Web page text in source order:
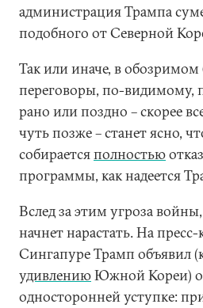
администрация Трампа
подобного от Северной
Так или иначе, в
переговоры, по-видимому,
рано или поздно – скорее
чуть позже – станет ясно,
собираетсяполностью
программы, как надеется
Вслед за этим угроза
начнет нарастать. На
Сингапуре Трамп объявил
удивлениюЮжной Кореи)
односторонней уступке: